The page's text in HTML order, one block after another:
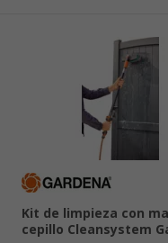
Kit de limpieza con
cepillo Cleansystem